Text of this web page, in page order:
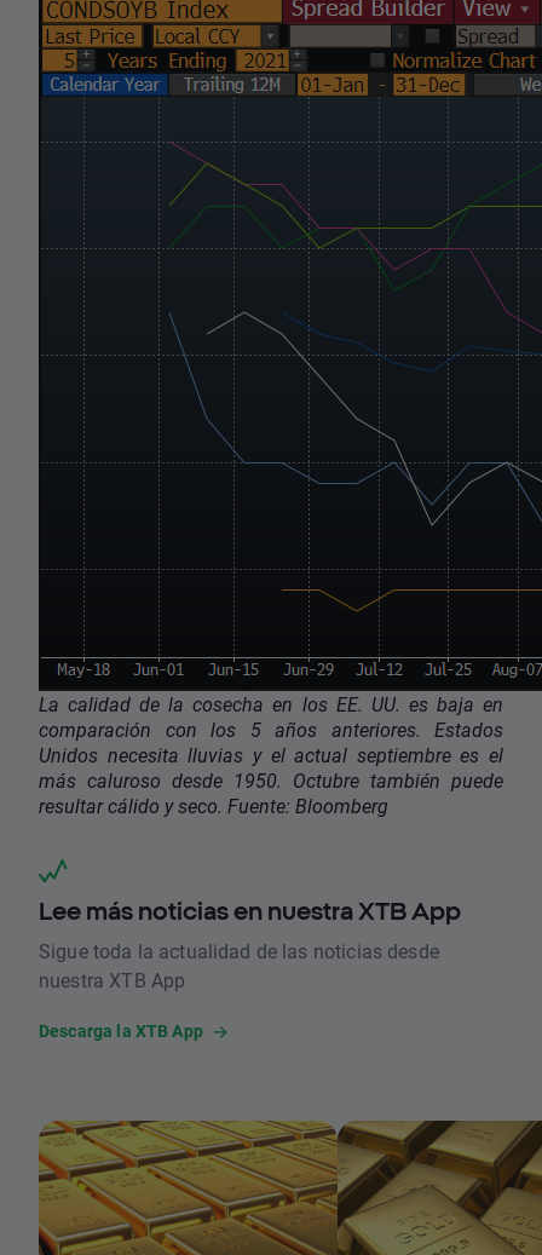
La calidad de la cosecha en los EE. UU. es baja en
comparación con los 5 años anteriores. Estados
Unidos necesita lluvias y el actual septiembre es el
más caluroso desde 1950. Octubre también puede
resultar cálido y seco. Fuente: Bloomberg
Lee más noticias en nuestra XTB App
Sigue toda la actualidad de las noticias desde
nuestra XTB App
Descarga la XTB App